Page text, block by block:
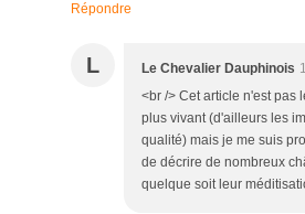
Répondre
L Le Chevalier Dauphinois
<br /> Cet article n'est pas
plus vivant (d'ailleurs les
qualité) mais je me suis
de décrire de nombreux
quelque soit leur